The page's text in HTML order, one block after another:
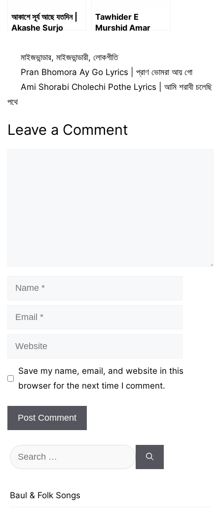
আকাশে সূর্য আছে যতদিন |
Akashe Surjo
Tawhider E
Murshid Amar
লিরিক্স
Categories
মাইজভান্ডার,মাইজভান্ডারী,লোকগীতি
Pran Bhomora Ay Go Lyrics | প্রাণ ভোমরা আয় গো
Ami Shorabi Cholechi Pothe Lyrics | আমি শরাবী চলেছি
পথে
Leave a Comment
Name
Email
Website
Save my name, email, and website in this
browser for the next time I comment.
Search
for:
Baul & Folk Songs